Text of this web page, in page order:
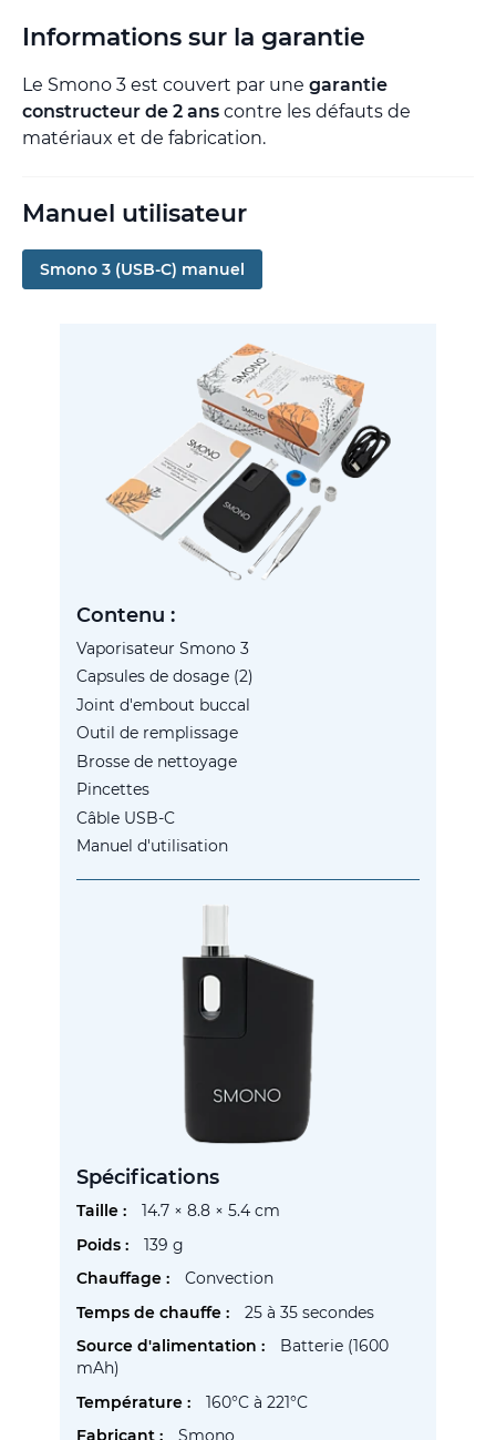
Informations sur la garantie
Le Smono 3 est couvert par une garantie
constructeur de 2 ans contre les défauts de
matériaux et de fabrication.
Manuel utilisateur
Smono 3 (USB-C) manuel
Contenu :
Vaporisateur Smono 3
Capsules de dosage (2)
Joint d'embout buccal
Outil de remplissage
Brosse de nettoyage
Pincettes
Câble USB-C
Manuel d'utilisation
Spécifications
Plus
14.7 × 8.8 × 5.4 cm
139 g
Convection
25 à 35 secondes
Batterie (1600
mAh)
160°C à 221°C
Smono